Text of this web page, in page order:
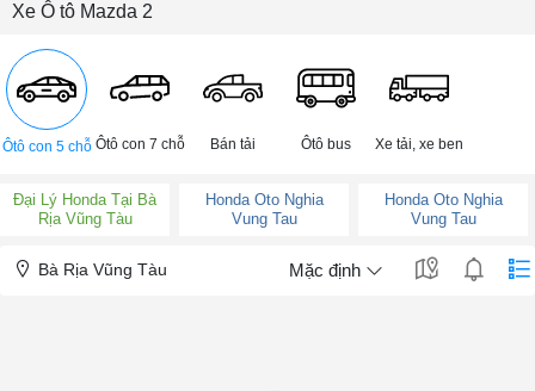
Xe Ô tô Mazda 2
Ôtô con 5 chỗ Ôtô con 7 chỗ Bán tải Ôtô bus Xe tải, xe ben
Đại Lý Honda Tại Bà
Rịa Vũng Tàu
Honda Oto Nghia
Vung Tau
Honda Oto Nghia
Vung Tau
Bà Rịa Vũng Tàu Mặc định